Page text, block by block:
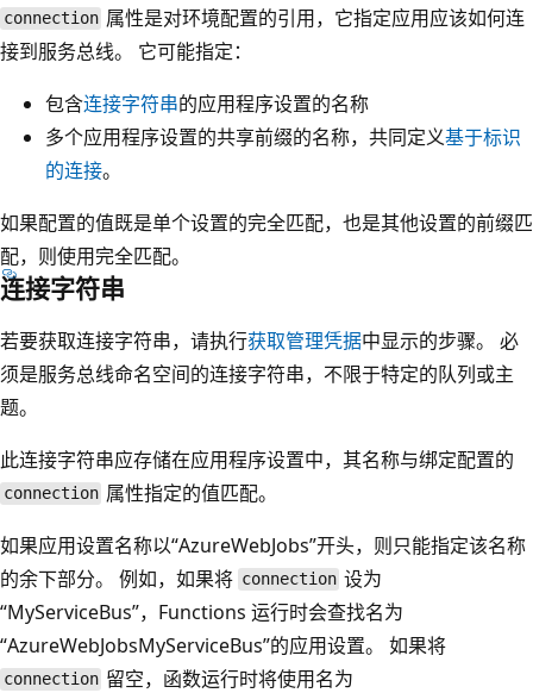
connection 属性是对环境配置的引用，它指定应用应该如何连
接到服务总线。 它可能指定：
包含连接字符串的应用程序设置的名称
多个应用程序设置的共享前缀的名称，共同定义基于标识
的连接。
如果配置的值既是单个设置的完全匹配，也是其他设置的前缀匹
配，则使用完全匹配。
连接字符串
若要获取连接字符串，请执行获取管理凭据中显示的步骤。 必
须是服务总线命名空间的连接字符串，不限于特定的队列或主
题。
此连接字符串应存储在应用程序设置中，其名称与绑定配置的
connection 属性指定的值匹配。
如果应用设置名称以“AzureWebJobs”开头，则只能指定该名称
的余下部分。 例如，如果将 connection 设为
“MyServiceBus”，Functions 运行时会查找名为
“AzureWebJobsMyServiceBus”的应用设置。 如果将
connection 留空，函数运行时将使用名为